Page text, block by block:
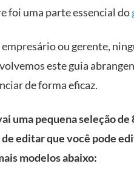
foi uma parte essencial do
ou gerente,
este guia
de forma eficaz.
uma pequena seleção
editar que você pode
modelos abaixo: